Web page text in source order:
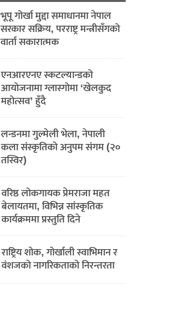
भूपू गोर्खा मुद्दा समाधानमा नेपाल
सरकार सक्रिय, परराष्ट्र मन्त्रीसँगको
वार्ता सकारात्मक
एनआरएनए स्कटल्यान्डको
आयोजनामा ग्लास्गोमा ‘खेलकुद
महोत्सव’ हुँदै
लन्डनमा गुल्मेली भेला, नेपाली
कला संस्कृतिको अनुपम संगम (२०
तस्विर)
वरिष्ठ लोकगायक प्रेमराजा महत
बेलायतमा, विभिन्न सांस्कृतिक
कार्यक्रममा प्रस्तुति दिने
राष्ट्रिय शोक, गोर्खाली स्वाभिमान र
वंशजको नागरिकताको निरन्तरता